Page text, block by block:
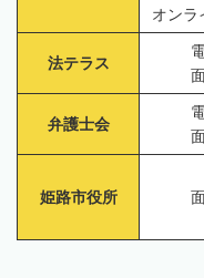
オンラ
法テラス
弁護士会
姫路市役所